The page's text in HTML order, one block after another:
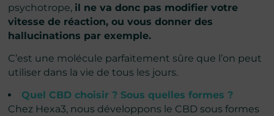
psychotrope, il ne va donc pas modifier votre
vitesse de réaction, ou vous donner des
hallucinations par exemple.
C’est une molécule parfaitement sûre que l’on peut
utiliser dans la vie de tous les jours.
Quel CBD choisir ? Sous quelles formes ?
Chez Hexa3, nous développons le CBD sous formes